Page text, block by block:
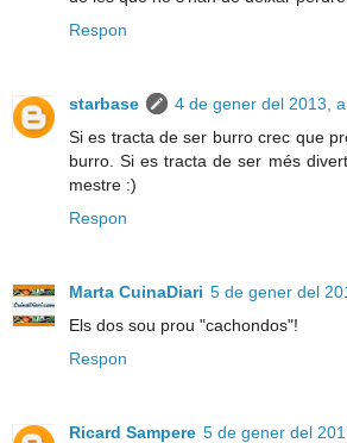
Respon
starbase
4 de gener del 2013,
Si es tracta de ser burro crec que
burro. Si es tracta de ser més
mestre :)
Respon
Marta CuinaDiari 5 de gener del
Els dos sou prou "cachondos"!
Respon
Ricard Sampere 5 de gener del